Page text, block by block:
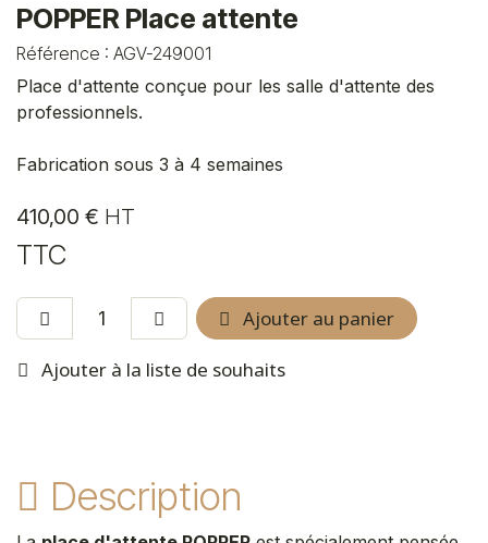
POPPER Place attente
Référence : AGV-249001
Place d'attente conçue pour les salle d'attente des
professionnels.
Fabrication sous 3 à 4 semaines
410,00 € HT
TTC
Ajouter au panier
Ajouter à la liste de souhaits
Description